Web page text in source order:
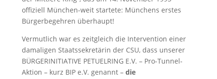
offiziell München-weit startete: Münchens erstes
Bürgerbegehren überhaupt!
Vermutlich war es zeitgleich die Intervention einer
damaligen Staatssekretärin der CSU, dass unserer
BÜRGERINITIATIVE PETUELRING E.V. – Pro-Tunnel-
Aktion – kurz BIP e.V. genannt – die